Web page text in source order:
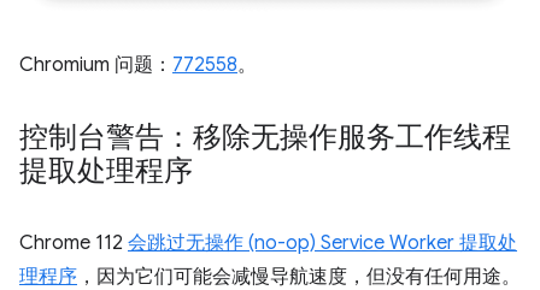
Chromium 问题： 772558。
控制台警告：移除无操作服务工作线程
提取处理程序
Chrome 112 会跳过无操作 (no-op) Service Worker 提取处
理程序 ，因为它们可能会减慢导航速度，但没有任何用途。